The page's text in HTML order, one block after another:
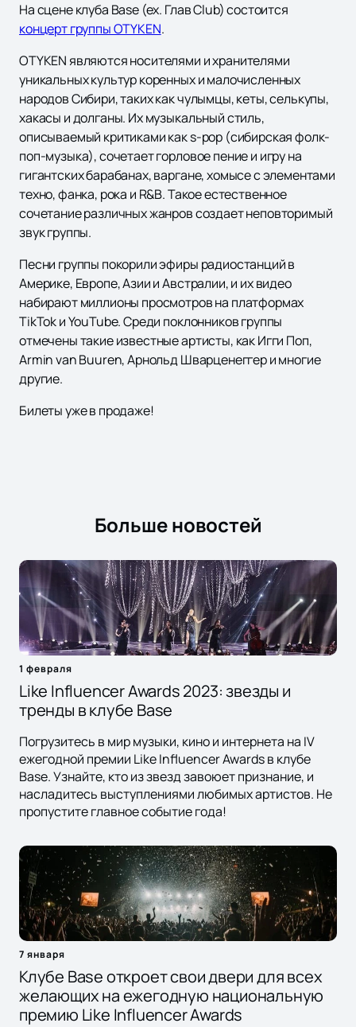
На сцене клуба Base (ex. Глав Club) состоится
концерт группы OTYKEN.
OTYKEN являются носителями и хранителями
уникальных культур коренных и малочисленных
народов Сибири, таких как чулымцы, кеты, селькупы,
хакасы и долганы. Их музыкальный стиль,
описываемый критиками как s-pop (сибирская фолк-
поп-музыка), сочетает горловое пение и игру на
гигантских барабанах, варгане, хомысе с элементами
техно, фанка, рока и R&B. Такое естественное
сочетание различных жанров создает неповторимый
звук группы.
Песни группы покорили эфиры радиостанций в
Америке, Европе, Азии и Австралии, и их видео
набирают миллионы просмотров на платформах
TikTok и YouTube. Среди поклонников группы
отмечены такие известные артисты, как Игги Поп,
Armin van Buuren, Арнольд Шварценеггер и многие
другие.
Билеты уже в продаже!
Больше новостей
1 февраля
Like Influencer Awards 2023: звезды и
тренды в клубе Base
Погрузитесь в мир музыки, кино и интернета на IV
ежегодной премии Like Influencer Awards в клубе
Base. Узнайте, кто из звезд завоюет признание, и
насладитесь выступлениями любимых артистов. Не
пропустите главное событие года!
7 января
Клубе Base откроет свои двери для всех
желающих на ежегодную национальную
премию Like Influencer Awards